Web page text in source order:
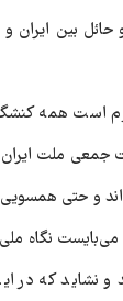
و حائل بین
است همه
جمعی ملت
و حتی همسویی
می‌بایست نگاه
و نشاید که